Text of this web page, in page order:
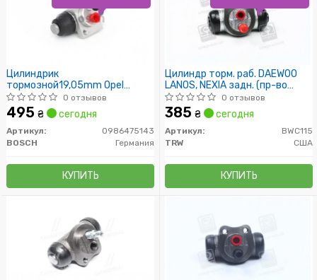
Цилиндрик
тормозной19,05mm Opel
Kadett kombi 85-
0 отзывов
495 ₴ сегодня
Артикул:
0986475143
BOSCH
Германия
КУПИТЬ
Цилиндр торм. раб. DAEWOO
LANOS, NEXIA задн. (пр-во
TRW)
0 отзывов
385 ₴ сегодня
Артикул:
BWC115
TRW
США
КУПИТЬ